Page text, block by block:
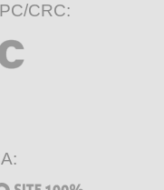
CRC: